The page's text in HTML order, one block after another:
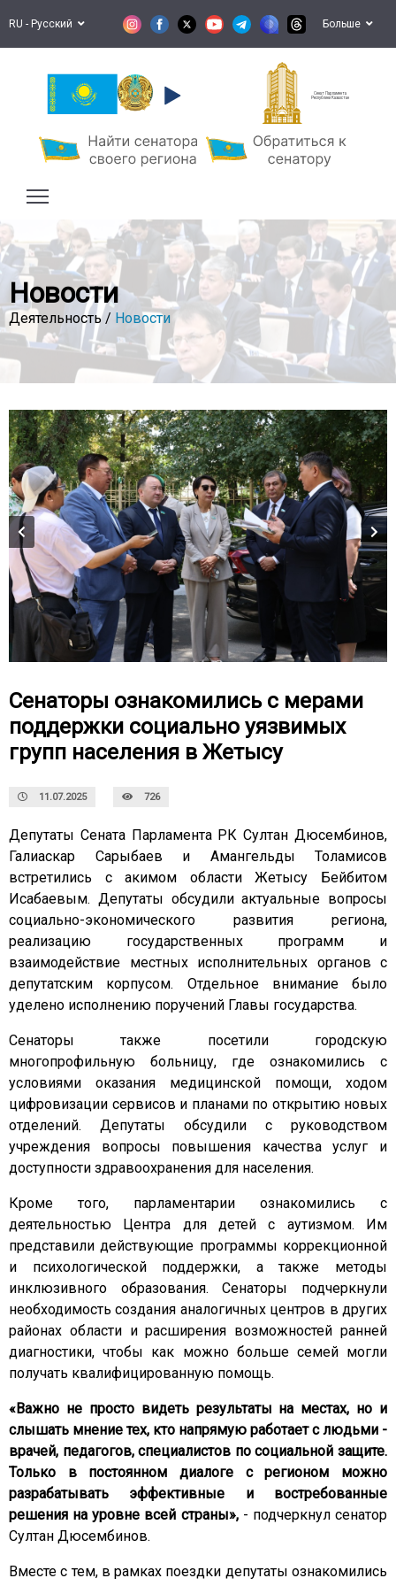
RU - Русский Больше
Сенат Парламента
Республики Казахстан
Новости
Деятельность / Новости
Сенаторы ознакомились с мерами
поддержки социально уязвимых
групп населения в Жетысу
11.07.2025 726
Депутаты Сената Парламента РК Султан Дюсембинов,
Галиаскар Сарыбаев и Амангельды Толамисов
встретились с акимом области Жетысу Бейбитом
Исабаевым. Депутаты обсудили актуальные вопросы
социально-экономического развития региона,
реализацию государственных программ и
взаимодействие местных исполнительных органов с
депутатским корпусом. Отдельное внимание было
уделено исполнению поручений Главы государства.
Сенаторы также посетили городскую
многопрофильную больницу, где ознакомились с
условиями оказания медицинской помощи, ходом
цифровизации сервисов и планами по открытию новых
отделений. Депутаты обсудили с руководством
учреждения вопросы повышения качества услуг и
доступности здравоохранения для населения.
Кроме того, парламентарии ознакомились с
деятельностью Центра для детей с аутизмом. Им
представили действующие программы коррекционной
и психологической поддержки, а также методы
инклюзивного образования. Сенаторы подчеркнули
необходимость создания аналогичных центров в других
районах области и расширения возможностей ранней
диагностики, чтобы как можно больше семей могли
получать квалифицированную помощь.
«Важно не просто видеть результаты на местах, но и
слышать мнение тех, кто напрямую работает с людьми -
врачей, педагогов, специалистов по социальной защите.
Только в постоянном диалоге с регионом можно
разрабатывать эффективные и востребованные
решения на уровне всей страны»,- подчеркнул сенатор
Султан Дюсембинов.
Вместе с тем, в рамках поездки депутаты ознакомились